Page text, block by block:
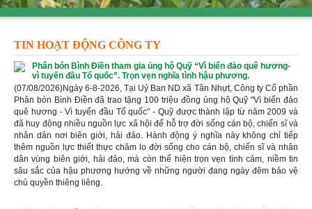
TIN HOẠT ĐỘNG CÔNG TY
Phân bón Bình Điền tham gia ủng hộ Quỹ “Vì biển đảo quê hương-
vì tuyến đầu Tổ quốc”. Trọn vẹn nghĩa tình hậu phương.
(07/08/2026)Ngày 6-8-2026, Tại Uỷ Ban ND xã Tân Nhựt, Công ty Cổ phần
Phân bón Bình Điền đã trao tặng 100 triệu đồng ủng hộ Quỹ "Vì biển đảo
quê hương - Vì tuyến đầu Tổ quốc" - Quỹ được thành lập từ năm 2009 và
đã huy động nhiều nguồn lực xã hội để hỗ trợ đời sống cán bộ, chiến sĩ và
nhân dân nơi biên giới, hải đảo. Hành động ý nghĩa này không chỉ tiếp
thêm nguồn lực thiết thực chăm lo đời sống cho cán bộ, chiến sĩ và nhân
dân vùng biên giới, hải đảo, mà còn thể hiện trọn vẹn tình cảm, niềm tin
sâu sắc của hậu phương hướng về những người đang ngày đêm bảo vệ
chủ quyền thiêng liêng.